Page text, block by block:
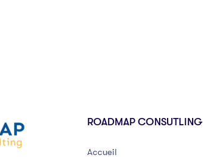
ROADMAP CONSUTLING
Accueil